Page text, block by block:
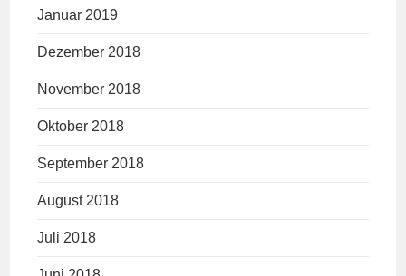
Januar 2019
Dezember 2018
November 2018
Oktober 2018
September 2018
August 2018
Juli 2018